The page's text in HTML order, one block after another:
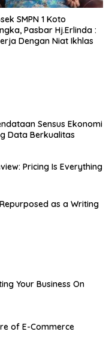
SMPN 1 Koto
Pasbar Hj.Erlinda :
Dengan Niat Ikhlas
Sensus Ekonomi
Data Berkualitas
Pricing Is Everything
as a Writing
Your Business On
of E-Commerce